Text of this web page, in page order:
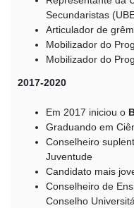
Secundaristas
Articulador de
Mobilizador do
Mobilizador do
2017-2020
Em 2017 iniciou o
Graduando em
Conselheiro
Juventude
Candidato mais
Conselheiro de
Conselho